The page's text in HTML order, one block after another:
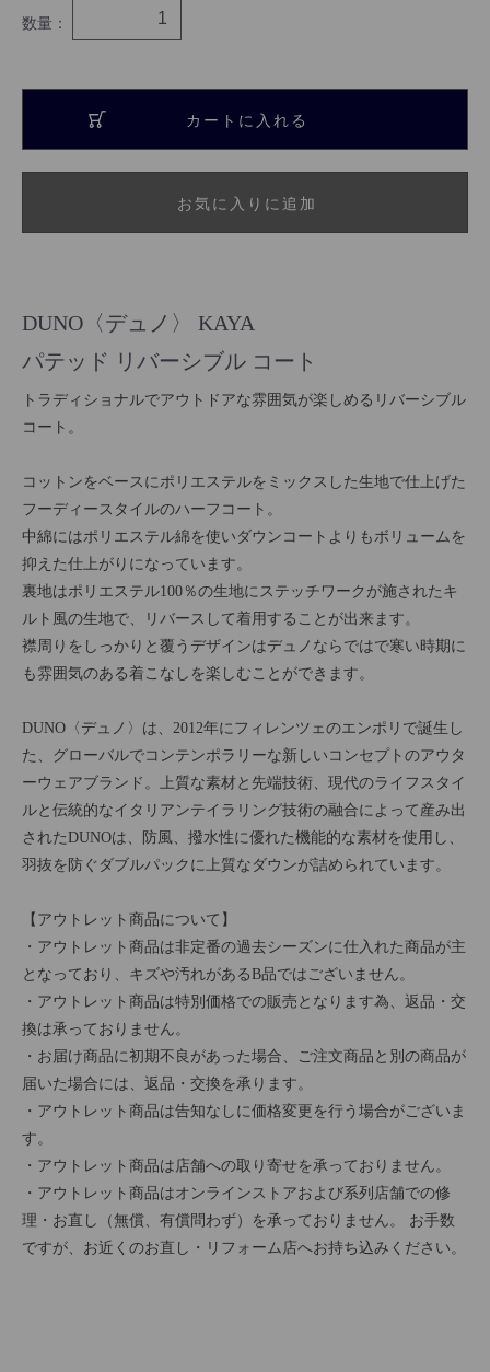
数量：
カートに入れる
お気に入りに追加
DUNO〈デュノ〉 KAYA
パテッド リバーシブル コート
トラディショナルでアウトドアな雰囲気が楽しめるリバーシブル
コート。
コットンをベースにポリエステルをミックスした生地で仕上げた
フーディースタイルのハーフコート。
中綿にはポリエステル綿を使いダウンコートよりもボリュームを
抑えた仕上がりになっています。
裏地はポリエステル100％の生地にステッチワークが施されたキ
ルト風の生地で、リバースして着用することが出来ます。
襟周りをしっかりと覆うデザインはデュノならではで寒い時期に
も雰囲気のある着こなしを楽しむことができます。
DUNO〈デュノ〉は、2012年にフィレンツェのエンポリで誕生し
た、グローバルでコンテンポラリーな新しいコンセプトのアウタ
ーウェアブランド。上質な素材と先端技術、現代のライフスタイ
ルと伝統的なイタリアンテイラリング技術の融合によって産み出
されたDUNOは、防風、撥水性に優れた機能的な素材を使用し、
羽抜を防ぐダブルパックに上質なダウンが詰められています。
【アウトレット商品について】
・アウトレット商品は非定番の過去シーズンに仕入れた商品が主
となっており、キズや汚れがあるB品ではございません。
・アウトレット商品は特別価格での販売となります為、返品・交
換は承っておりません。
・お届け商品に初期不良があった場合、ご注文商品と別の商品が
届いた場合には、返品・交換を承ります。
・アウトレット商品は告知なしに価格変更を行う場合がございま
す。
・アウトレット商品は店舗への取り寄せを承っておりません。
・アウトレット商品はオンラインストアおよび系列店舗での修
理・お直し（無償、有償問わず）を承っておりません。 お手数
ですが、お近くのお直し・リフォーム店へお持ち込みください。